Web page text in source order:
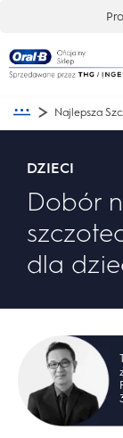
Najlepsza
DZIECI
Dobór
dla